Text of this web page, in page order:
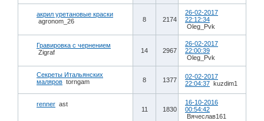
акрил уретановые краски
agronom_26
8 2174
26-02-2017
22:12:34
Oleg_Pvk
Гравировка с чернением
Zigraf
14 2967
26-02-2017
22:00:39
Oleg_Pvk
Секреты Итальянских
маляров torngam 8 1377
02-02-2017
22:04:37 kuzdim1
renner ast
11 1830
16-10-2016
00:54:42
Вячеслав161